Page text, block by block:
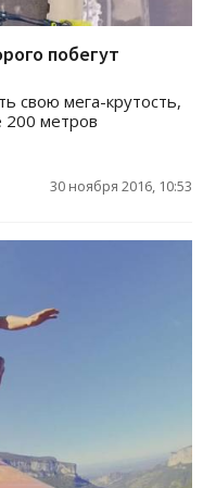
побегут
свою мега-крутость,
200 метров
30 ноября 2016, 10:53